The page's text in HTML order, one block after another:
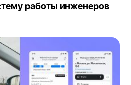
работы инженеров